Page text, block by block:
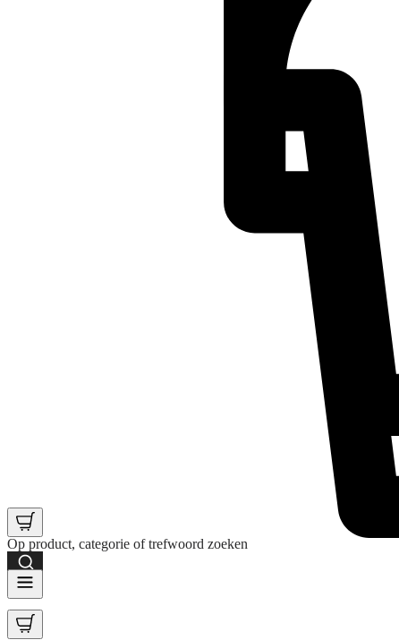
Op product, categorie of trefwoord zoeken